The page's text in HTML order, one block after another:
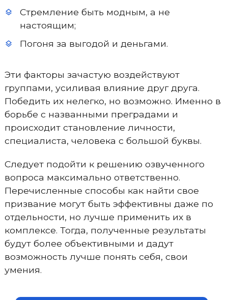
Стремление быть модным, а не
настоящим;
Погоня за выгодой и деньгами.
Эти факторы зачастую воздействуют
группами, усиливая влияние друг друга.
Победить их нелегко, но возможно. Именно в
борьбе с названными преградами и
происходит становление личности,
специалиста, человека с большой буквы.
Следует подойти к решению озвученного
вопроса максимально ответственно.
Перечисленные способы как найти свое
призвание могут быть эффективны даже по
отдельности, но лучше применить их в
комплексе. Тогда, полученные результаты
будут более объективными и дадут
возможность лучше понять себя, свои
умения.